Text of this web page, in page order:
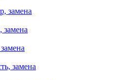
замена
замена